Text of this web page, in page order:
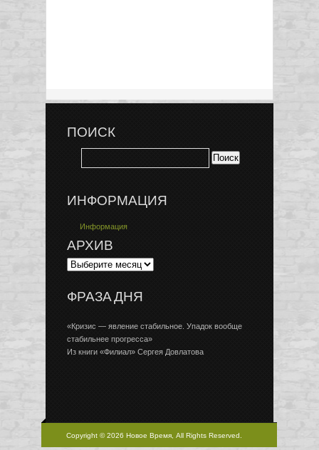
ПОИСК
ИНФОРМАЦИЯ
Информация
АРХИВ
ФРАЗА ДНЯ
«Кризис — явление стабильное. Упадок вообще
стабильнее прогресса»
Из книги «Филиал» Сергея Довлатова
Copyright © 2026 Новое Время, All Rights Reserved.